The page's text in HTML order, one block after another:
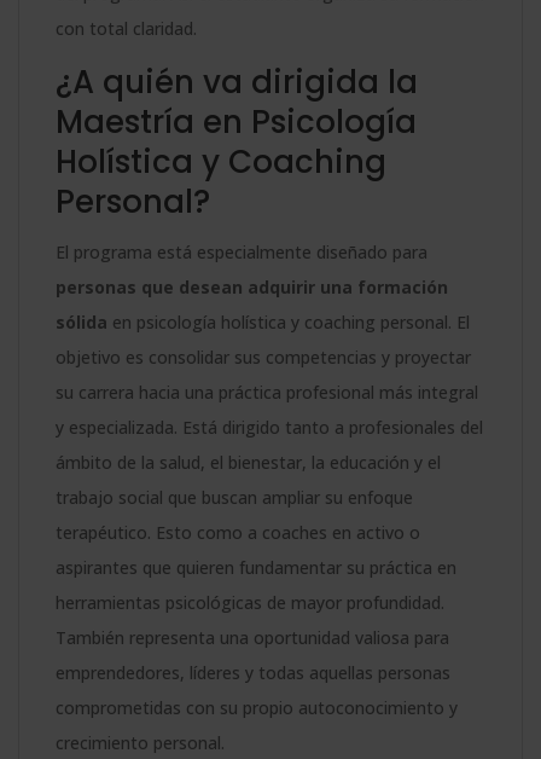
con total claridad.
¿A quién va dirigida la
Maestría en Psicología
Holística y Coaching
Personal?
El programa está especialmente diseñado para
personas que desean adquirir una formación
sólida en psicología holística y coaching personal. El
objetivo es consolidar sus competencias y proyectar
su carrera hacia una práctica profesional más integral
y especializada. Está dirigido tanto a profesionales del
ámbito de la salud, el bienestar, la educación y el
trabajo social que buscan ampliar su enfoque
terapéutico. Esto como a coaches en activo o
aspirantes que quieren fundamentar su práctica en
herramientas psicológicas de mayor profundidad.
También representa una oportunidad valiosa para
emprendedores, líderes y todas aquellas personas
comprometidas con su propio autoconocimiento y
crecimiento personal.